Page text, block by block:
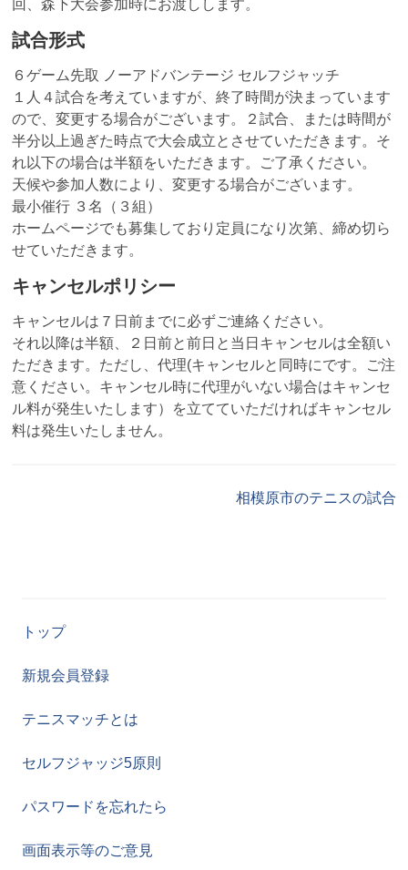
回、森下大会参加時にお渡しします。
試合形式
６ゲーム先取 ノーアドバンテージ セルフジャッチ
１人４試合を考えていますが、終了時間が決まっています
ので、変更する場合がございます。２試合、または時間が
半分以上過ぎた時点で大会成立とさせていただきます。そ
れ以下の場合は半額をいただきます。ご了承ください。
天候や参加人数により、変更する場合がございます。
最小催行 ３名（３組）
ホームページでも募集しており定員になり次第、締め切ら
せていただきます。
キャンセルポリシー
キャンセルは７日前までに必ずご連絡ください。
それ以降は半額、２日前と前日と当日キャンセルは全額い
ただきます。ただし、代理(キャンセルと同時にです。ご注
意ください。キャンセル時に代理がいない場合はキャンセ
ル料が発生いたします）を立てていただければキャンセル
料は発生いたしません。
相模原市のテニスの試合
トップ
新規会員登録
テニスマッチとは
セルフジャッジ5原則
パスワードを忘れたら
画面表示等のご意見